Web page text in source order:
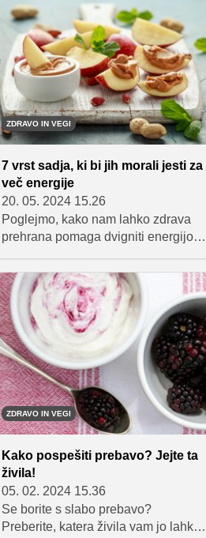
da v svojo prehrano vključijo živila,
ki podpirajo njihovo zdravje.
Predstavljamo vam nekaj okusnih in
zdravih receptov, primernih za
diabetike.
ZDRAVO IN VEGI
7 vrst sadja, ki bi jih morali jesti za
več energije
20. 05. 2024 15.26
Poglejmo, kako nam lahko zdrava
prehrana pomaga dvigniti energijo,
Predstavljamo vam sedem vrst
sadežev, ki poskrbijo za takojšnji
dvig energije, predvsem pa jih lahko
nesete v službo, na poslovno pot ali
pa si jih privoščite po popoldanskem
treningu.
ZDRAVO IN VEGI
Kako pospešiti prebavo? Jejte ta
živila!
05. 02. 2024 15.36
Se borite s slabo prebavo?
Preberite, katera živila vam jo lahko